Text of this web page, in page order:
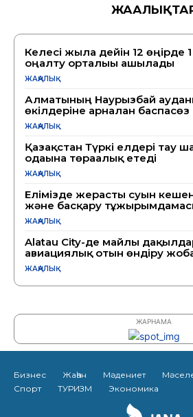
Келесі жылға дейін 12
оңалту орталығы ашылады
ЖАҢАЛЫҚ
Алматының Наурызбай
өкілдеріне арналған баспасөз
ЖАҢАЛЫҚ
Қазақстан Түркі елдері тау
одағына төрағалық етеді
ЖАҢАЛЫҚ
Елімізде жерасты суын
және басқару
ЖАҢАЛЫҚ
Alatau City-де майлы
авиациялық отын өндіру
ЖАҢАЛЫҚ
ЖАРНАМА
Бизнес Жаһан Мәдениет
Спорт
ТУРИЗМ Экономика